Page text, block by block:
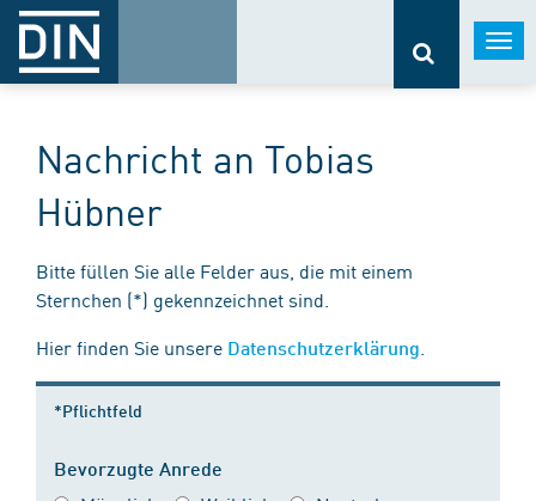
Nachricht an Tobias
Hübner
Bitte füllen Sie alle Felder aus, die mit einem
Sternchen (*) gekennzeichnet sind.
Hier finden Sie unsere Datenschutzerklärung
*Pflichtfeld
Bevorzugte Anrede